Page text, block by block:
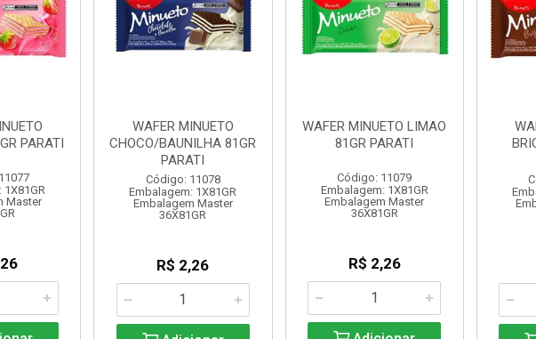
PARATI
1X81GR
Master
WAFER MINUETO
CHOCO/BAUNILHA 81GR
PARATI
Código: 11078
Embalagem: 1X81GR
Embalagem Master
36X81GR
R$ 2,26
WAFER MINUETO LIMAO
81GR PARATI
Código: 11079
Embalagem: 1X81GR
Embalagem Master
36X81GR
R$ 2,26